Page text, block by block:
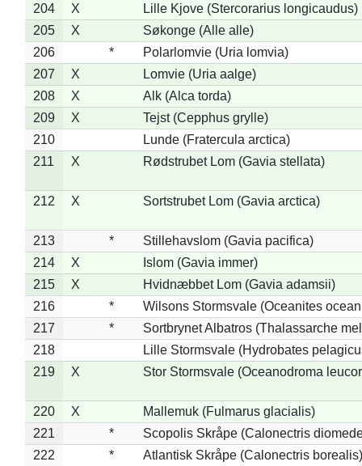
204
X
Lille Kjove (Stercorarius longicaudus)
205
X
Søkonge (Alle alle)
206
*
Polarlomvie (Uria lomvia)
207
X
Lomvie (Uria aalge)
208
X
Alk (Alca torda)
209
X
Tejst (Cepphus grylle)
210
Lunde (Fratercula arctica)
211
X Rødstrubet Lom (Gavia stellata)
212 X Sortstrubet Lom (Gavia arctica)
213 *
Stillehavslom (Gavia pacifica)
214
X
Islom (Gavia immer)
215
X
Hvidnæbbet Lom (Gavia adamsii)
216
*
Wilsons Stormsvale (Oceanites
217
*
Sortbrynet Albatros (Thalassarche
218
Lille Stormsvale (Hydrobates
219
X Stor Stormsvale (Oceanodroma
220 X
Mallemuk (Fulmarus glacialis)
221
*
Scopolis Skråpe (Calonectris
222
* Atlantisk Skråpe (Calonectris borealis)